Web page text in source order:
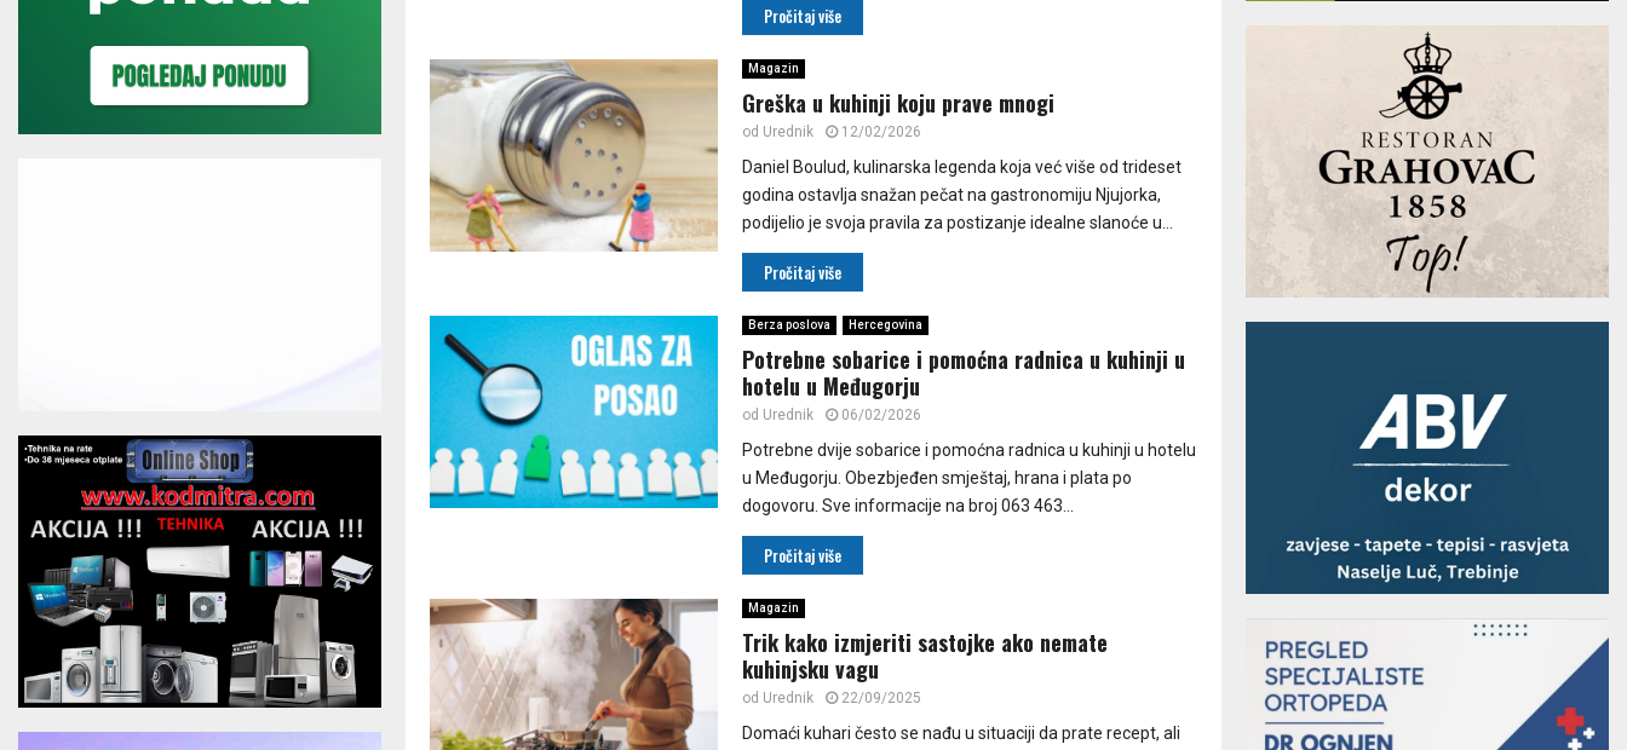
Pročitaj više
Magazin
Greška u kuhinji koju prave mnogi
od Urednik 12/02/2026
Daniel Boulud, kulinarska legenda koja već više od trideset
godina ostavlja snažan pečat na gastronomiju Njujorka,
podijelio je svoja pravila za postizanje idealne slanoće u...
Pročitaj više
Berza poslova Hercegovina
Potrebne sobarice i pomoćna radnica u kuhinji u
hotelu u Međugorju
od Urednik 06/02/2026
Potrebne dvije sobarice i pomoćna radnica u kuhinji u hotelu
u Međugorju. Obezbjeđen smještaj, hrana i plata po
dogovoru. Sve informacije na broj 063 463...
Pročitaj više
Magazin
Trik kako izmjeriti sastojke ako nemate
kuhinjsku vagu
od Urednik 22/09/2025
Domaći kuhari često se nađu u situaciji da prate recept, ali